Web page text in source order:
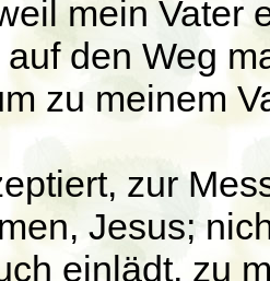
mein Vater
den Weg
zu meinem
zur
Jesus;
einlädt, zu